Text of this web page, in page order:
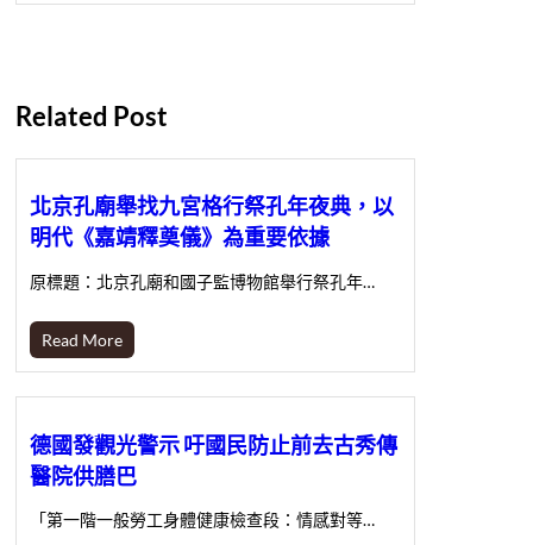
Related Post
北京孔廟舉找九宮格行祭孔年夜典，以
明代《嘉靖釋奠儀》為重要依據
原標題：北京孔廟和國子監博物館舉行祭孔年…
Read More
德國發觀光警示 吁國民防止前去古秀傳
醫院供膳巴
「第一階一般勞工身體健康檢查段：情感對等…